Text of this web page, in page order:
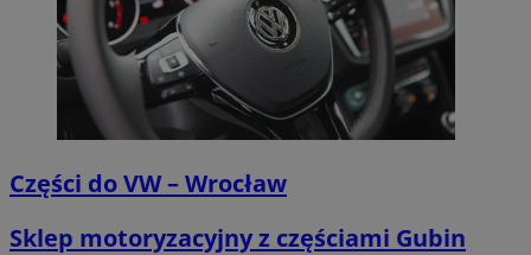
Części do VW – Wrocław
Sklep motoryzacyjny z częściami Gubin